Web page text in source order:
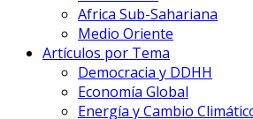
Africa Sub-Sahariana
Medio Oriente
Artículos por Tema
Democracia y DDHH
Economía Global
Energía y Cambio